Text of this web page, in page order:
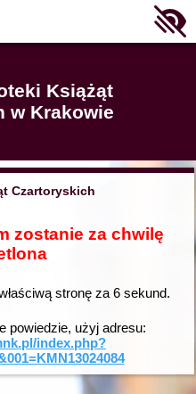
Książąt
w Krakowie
Czartoryskich
zostanie za chwilę
stronę za 6sekund.
powiedzie, użyj adresu:
index.php?